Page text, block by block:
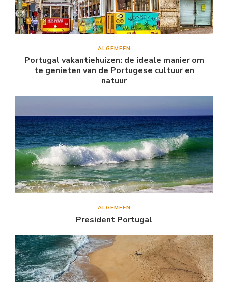
ALGEMEEN
Portugal vakantiehuizen: de ideale manier om
te genieten van de Portugese cultuur en
natuur
ALGEMEEN
President Portugal